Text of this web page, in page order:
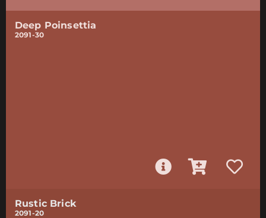
Deep Poinsettia
2091-30
Rustic Brick
2091-20